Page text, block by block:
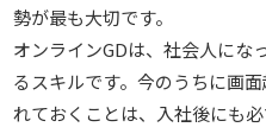
勢が最も大切です。
オンラインGDは、社会人にな
るスキルです。今のうちに画
れておくことは、入社後にも必